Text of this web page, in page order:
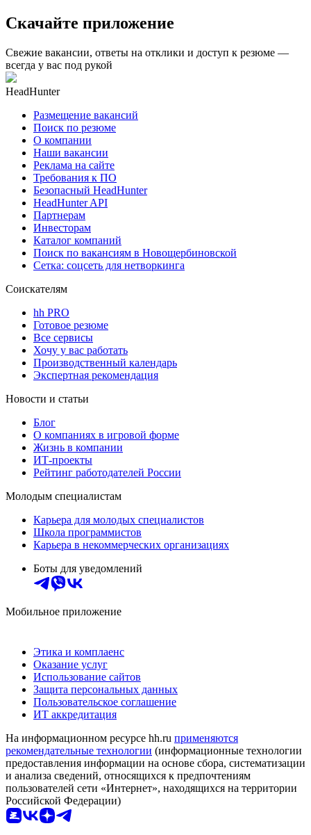
Скачайте приложение
Свежие вакансии, ответы на отклики и доступ к резюме —
всегда у вас под рукой
HeadHunter
Размещение вакансий
Поиск по резюме
О компании
Наши вакансии
Реклама на сайте
Требования к ПО
Безопасный HeadHunter
HeadHunter API
Партнерам
Инвесторам
Каталог компаний
Поиск по вакансиям в Новощербиновской
Сетка: соцсеть для нетворкинга
Соискателям
hh PRO
Готовое резюме
Все сервисы
Хочу у вас работать
Производственный календарь
Экспертная рекомендация
Новости и статьи
Блог
О компаниях в игровой форме
Жизнь в компании
ИТ-проекты
Рейтинг работодателей России
Молодым специалистам
Карьера для молодых специалистов
Школа программистов
Карьера в некоммерческих организациях
Боты для уведомлений
Мобильное приложение
Этика и комплаенс
Оказание услуг
Использование сайтов
Защита персональных данных
Пользовательское соглашение
ИТ аккредитация
На информационном ресурсе hh.ru применяются
рекомендательные технологии (информационные технологии
предоставления информации на основе сбора, систематизации
и анализа сведений, относящихся к предпочтениям
пользователей сети «Интернет», находящихся на территории
Российской Федерации)